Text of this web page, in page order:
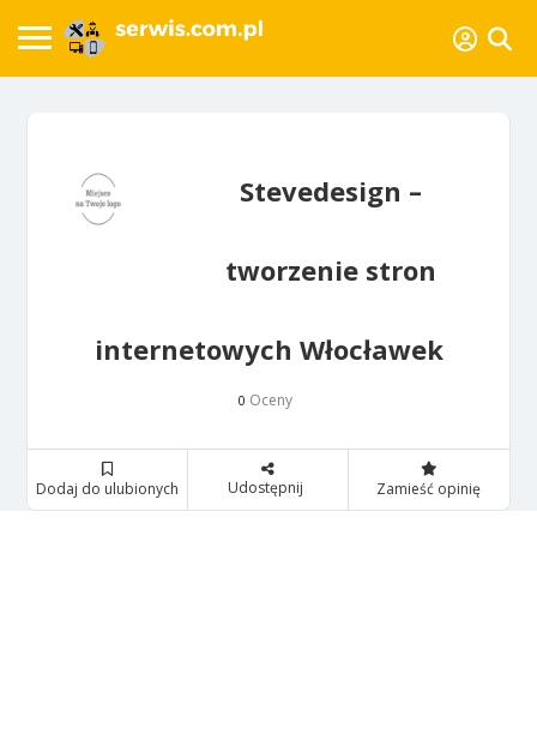
Stevedesign –
tworzenie stron
internetowych Włocławek
0 Oceny
Dodaj do ulubionych Udostępnij Zamieść opinię